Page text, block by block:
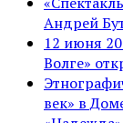
Андрей
12 июня
Волге»
век» в